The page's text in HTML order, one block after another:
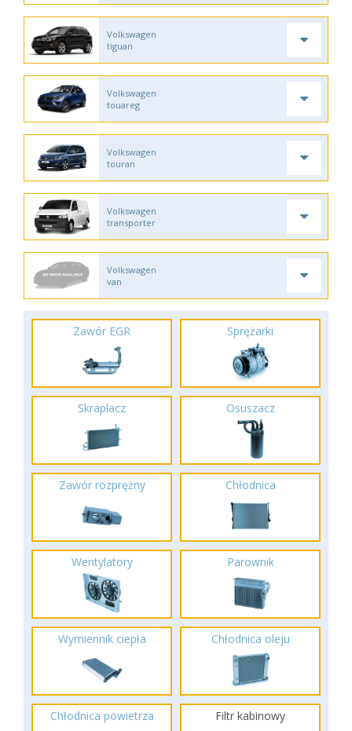
Volkswagen
tiguan
Volkswagen
touareg
Volkswagen
touran
Volkswagen
transporter
Volkswagen
van
Zawór EGR Sprężarki
Skraplacz Osuszacz
Zawór rozprężny Chłodnica
Wentylatory Parownik
Wymiennik ciepła Chłodnica oleju
Chłodnica powietrza Filtr kabinowy